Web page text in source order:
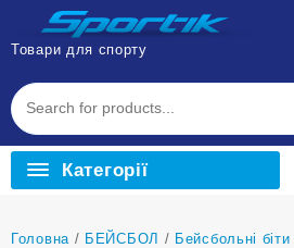
Перейти
вмісту
Товари для спорту
Категорії
Головна / БЕЙСБОЛ / Бейсбольні біти